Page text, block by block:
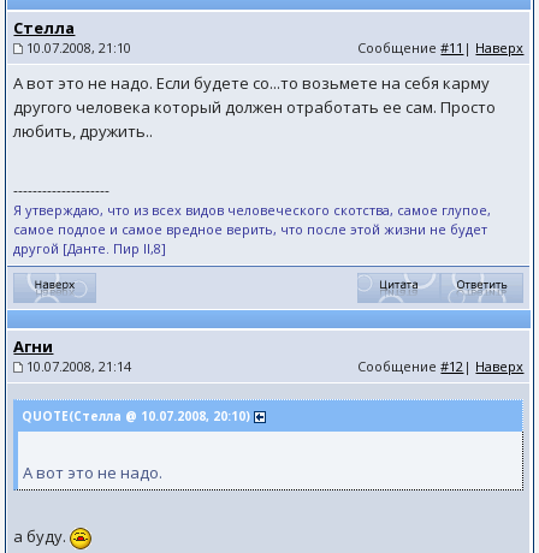
Стелла
10.07.2008, 21:10 Сообщение#11 | Наверх
А вот это не надо. Если будете со...то возьмете на себя карму
другого человека который должен отработать ее сам. Просто
любить, дружить..
--------------------
Я утверждаю, что из всех видов человеческого скотства, самое глупое,
самое подлое и самое вредное верить, что после этой жизни не будет
другой [Данте. Пир II,8]
Агни
10.07.2008, 21:14 Сообщение#12 | Наверх
QUOTE(Стелла @ 10.07.2008, 20:10)
А вот это не надо.
а буду.